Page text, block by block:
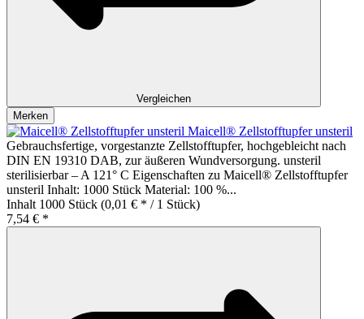
Vergleichen
Merken
Maicell® Zellstofftupfer unsteril
Gebrauchsfertige, vorgestanzte Zellstofftupfer, hochgebleicht nach
DIN EN 19310 DAB, zur äußeren Wundversorgung. unsteril
sterilisierbar – A 121° C Eigenschaften zu Maicell® Zellstofftupfer
unsteril Inhalt: 1000 Stück Material: 100 %...
Inhalt 1000 Stück (0,01 € * / 1 Stück)
7,54 € *